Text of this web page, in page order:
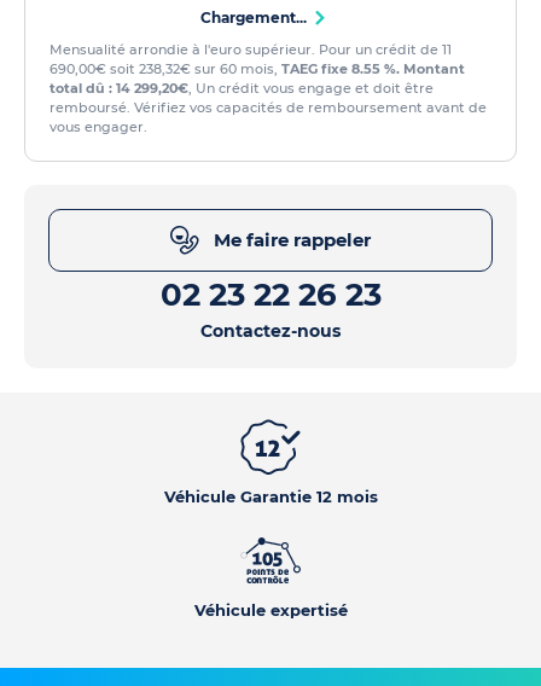
Véhicule Garantie 12 mois
Véhicule expertisé
Chargement...
Mensualité arrondie à l'euro supérieur. Pour un crédit de 11
690,00€ soit 238,32€ sur 60 mois, TAEG fixe 8.55 %. Montant
total dû : 14 299,20€, Un crédit vous engage et doit être
remboursé. Vérifiez vos capacités de remboursement avant de
vous engager.
Me faire rappeler
02 23 22 26 23
Contactez-nous